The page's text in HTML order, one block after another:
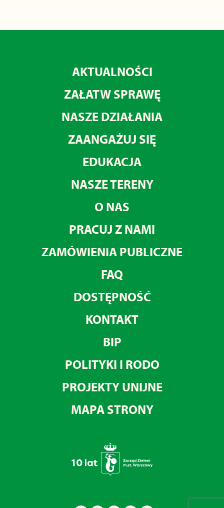
AKTUALNOŚCI
ZAŁATW SPRAWĘ
NASZE DZIAŁANIA
ZAANGAŻUJ SIĘ
EDUKACJA
NASZE TERENY
O NAS
PRACUJ Z NAMI
ZAMÓWIENIA PUBLICZNE
FAQ
DOSTĘPNOŚĆ
KONTAKT
BIP
POLITYKI I RODO
PROJEKTY UNIJNE
MAPA STRONY